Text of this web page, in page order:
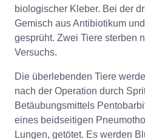
biologischer Kleber. Bei der
Gemisch aus Antibiotikum
gesprüht. Zwei Tiere sterben
Versuchs.
Die überlebenden Tiere
nach der Operation durch
Betäubungsmittels
eines beidseitigen
Lungen, getötet. Es werden